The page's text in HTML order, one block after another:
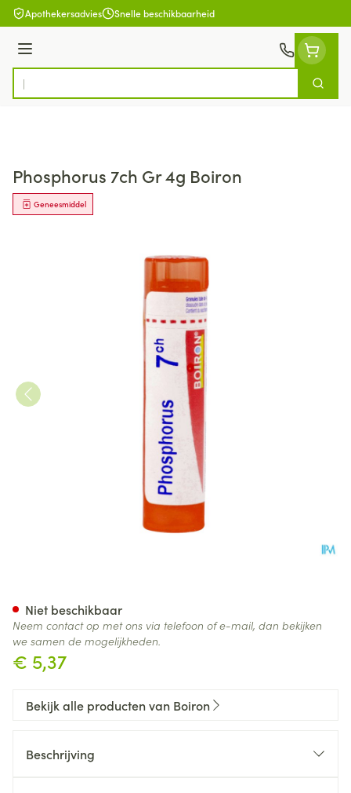
Ga naar de inhoud
Apothekersadvies Snelle beschikbaarheid
Menu
Product, merk, categorie...
Zoek
Phosphorus 7ch Gr 4g Boiron
Geneesmiddel
€ 5,37
Niet beschikbaar
Neem contact op met ons via telefoon of e-mail, dan bekijken
we samen de mogelijkheden.
Bekijk alle producten van Boiron
Beschrijving